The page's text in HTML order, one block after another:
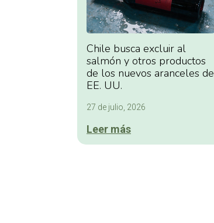
Chile busca excluir al
salmón y otros productos
de los nuevos aranceles de
EE. UU.
27 de julio, 2026
Leer más